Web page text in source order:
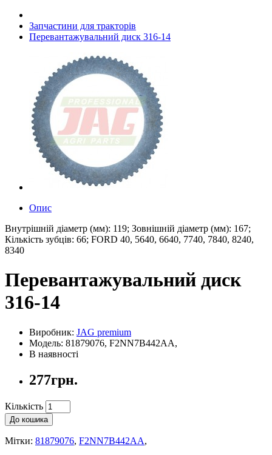
Запчастини для тракторів
Перевантажувальний диск 316-14
Опис
Внутрішній діаметр (мм): 119; Зовнішній діаметр (мм): 167;
Кількість зубців: 66; FORD 40, 5640, 6640, 7740, 7840, 8240,
8340
Перевантажувальний диск
316-14
Виробник: JAG premium
Модель: 81879076, F2NN7B442AA,
В наявності
277грн.
Кількість
До кошика
Мітки: 81879076, F2NN7B442AA,